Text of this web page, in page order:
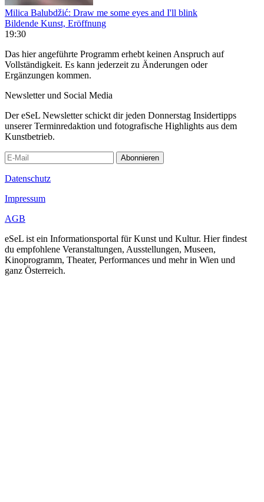
Milica Balubdžić: Draw me some eyes and I'll blink
Bildende Kunst, Eröffnung
19:30
Das hier angeführte Programm erhebt keinen Anspruch auf
Vollständigkeit. Es kann jederzeit zu Änderungen oder
Ergänzungen kommen.
Newsletter und Social Media
Der eSeL Newsletter schickt dir jeden Donnerstag Insidertipps
unserer Terminredaktion und fotografische Highlights aus dem
Kunstbetrieb.
Abonnieren
Datenschutz
Impressum
AGB
eSeL ist ein Informationsportal für Kunst und Kultur. Hier findest
du empfohlene Veranstaltungen, Ausstellungen, Museen,
Kinoprogramm, Theater, Performances und mehr in Wien und
ganz Österreich.